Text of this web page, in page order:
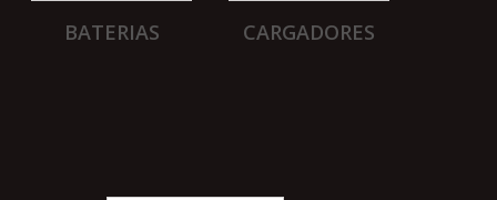
BATERIAS CARGADORES